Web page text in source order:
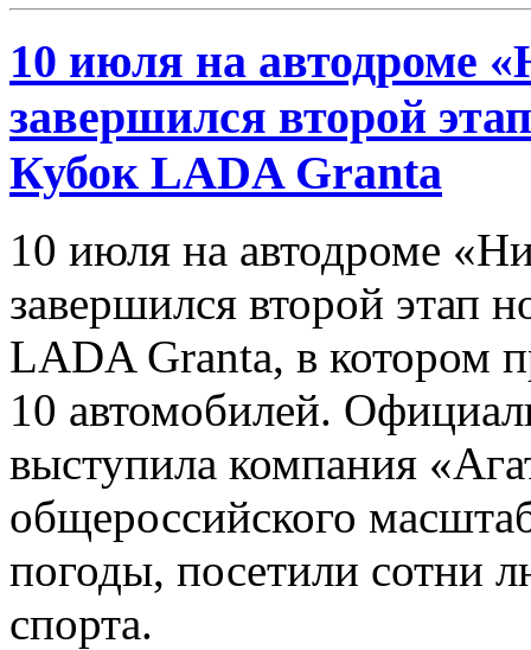
10 июля на автодроме
завершился второй
Кубок LADA Granta
10 июля на автодроме
завершился второй
LADA Granta, в котором
10 автомобилей.
выступила компания
общероссийского
погоды, посетили сотни
спорта.